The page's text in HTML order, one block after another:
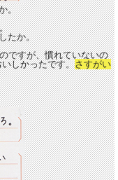
。
たか。
ですが、慣れていないの
しかったです。さすがい